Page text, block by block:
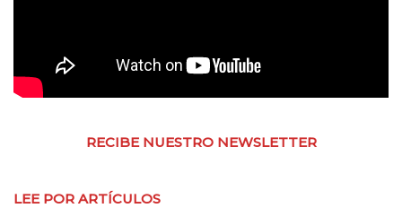
RECIBE NUESTRO NEWSLETTER
LEE POR ARTÍCULOS